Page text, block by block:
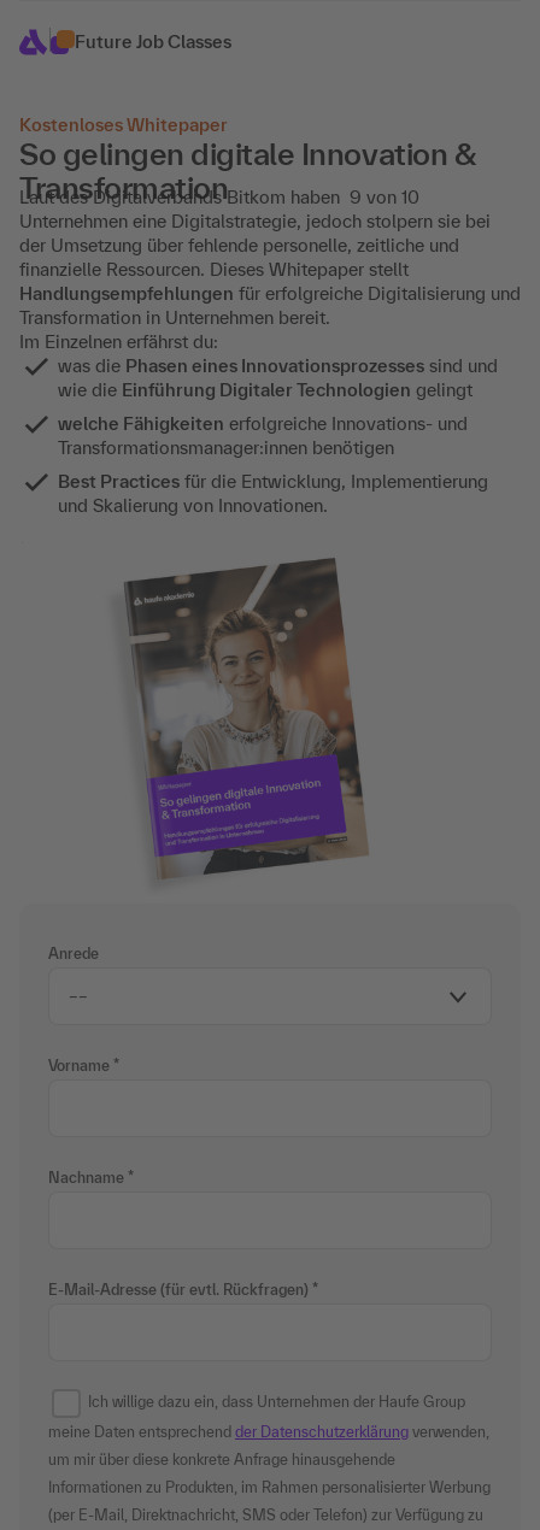
Future Job Classes
Kostenloses Whitepaper
So gelingen digitale Innovation &
Transformation
Laut des Digitalverbands Bitkom haben 9 von 10
Unternehmen eine Digitalstrategie, jedoch stolpern sie bei
der Umsetzung über fehlende personelle, zeitliche und
finanzielle Ressourcen. Dieses Whitepaper stellt
Handlungsempfehlungen für erfolgreiche Digitalisierung und
Transformation in Unternehmen bereit.
Im Einzelnen erfährst du:
was die Phasen eines Innovationsprozesses sind und
wie die Einführung Digitaler Technologien gelingt
welche Fähigkeiten erfolgreiche Innovations- und
Transformationsmanager:innen benötigen
Best Practices für die Entwicklung, Implementierung
und Skalierung von Innovationen.
Anrede
Vorname
Nachname
E-Mail-Adresse (für evtl. Rückfragen)
Ich willige dazu ein, dass Unternehmen der Haufe Group
meine Daten entsprechend der Datenschutzerklärung verwenden,
um mir über diese konkrete Anfrage hinausgehende
Informationen zu Produkten, im Rahmen personalisierter Werbung
(per E-Mail, Direktnachricht, SMS oder Telefon) zur Verfügung zu